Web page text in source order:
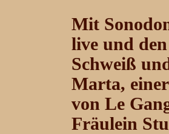
Mit
live und
Schweiß
Marta,
von Le
Fräulein